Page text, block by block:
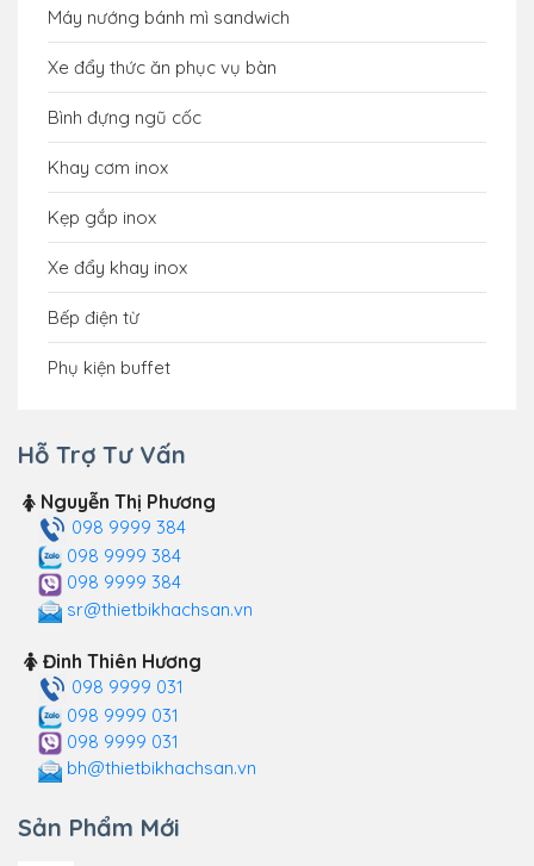
Máy nướng bánh mì sandwich
Xe đẩy thức ăn phục vụ bàn
Bình đựng ngũ cốc
Khay cơm inox
Kẹp gắp inox
Xe đẩy khay inox
Bếp điện từ
Phụ kiện buffet
Hỗ Trợ Tư Vấn
Nguyễn Thị Phương
098 9999 384
098 9999 384
098 9999 384
sr@thietbikhachsan.vn
Đinh Thiên Hương
098 9999 031
098 9999 031
098 9999 031
bh@thietbikhachsan.vn
Sản Phẩm Mới